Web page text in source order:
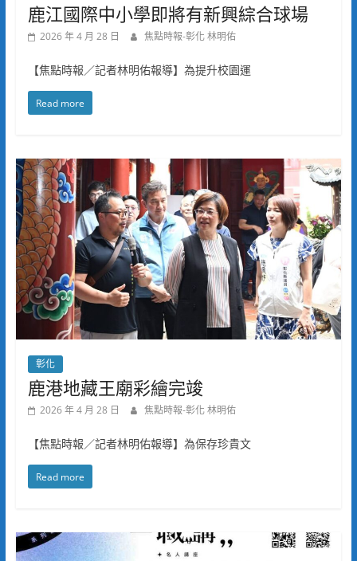
鹿江國際中小學即將有新興綜合球場
2026 年 4 月 28 日 焦點時報-彰化 林明佑
【焦點時報／記者林明佑報導】為提升校園運
Read more
彰化
鹿港地藏王廟彩繪完竣
2026 年 4 月 28 日 焦點時報-彰化 林明佑
【焦點時報／記者林明佑報導】為保存珍貴文
Read more